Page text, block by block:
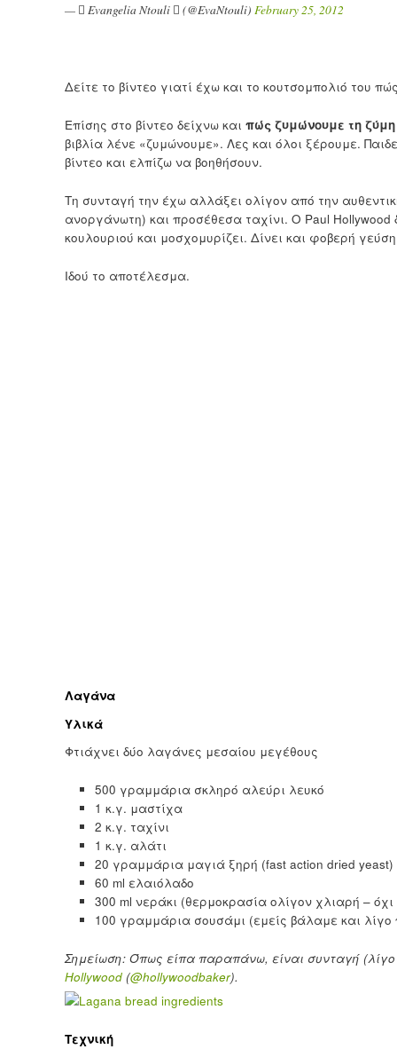
—  Evangelia Ntouli  (@EvaNtouli) February 25, 2012
Δείτε το βίντεο γιατί έχω και το κουτσομπολιό του
Επίσης στο βίντεο δείχνω και πώς ζυμώνουμε τη
βιβλία λένε «ζυμώνουμε». Λες και όλοι ξέρουμε.
βίντεο και ελπίζω να βοηθήσουν.
Τη συνταγή την έχω αλλάξει ολίγον από την
ανοργάνωτη) και προσέθεσα ταχίνι. Ο Paul
κουλουριού και μοσχομυρίζει. Δίνει και φοβερή
Ιδού το αποτέλεσμα.
Λαγάνα
Υλικά
Φτιάχνει δύο λαγάνες μεσαίου μεγέθους
500 γραμμάρια σκληρό αλεύρι λευκό
1 κ.γ. μαστίχα
2 κ.γ. ταχίνι
1 κ.γ. αλάτι
20 γραμμάρια μαγιά ξηρή (fast action dried yeast)
60 ml ελαιόλαδο
300 ml νεράκι (θερμοκρασία ολίγον χλιαρή – όχι
100 γραμμάρια σουσάμι (εμείς βάλαμε και
Σημείωση: Όπως είπα παραπάνω, είναι συνταγή
Hollywood(@hollywoodbaker).
Τεχνική